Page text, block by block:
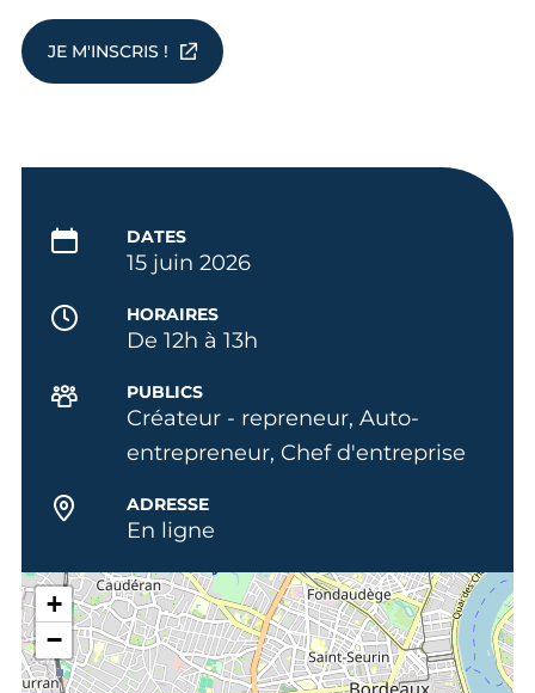
JE M'INSCRIS !
DATES
15 juin 2026
HORAIRES
De 12h à 13h
PUBLICS
Créateur - repreneur, Auto-
entrepreneur, Chef d'entreprise
ADRESSE
En ligne
+
−